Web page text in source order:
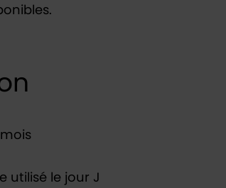
utilisé le jour J